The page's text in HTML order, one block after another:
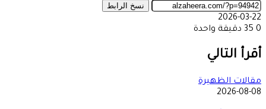
نسخ الرابط
2026-03-22
0
دقيقة واحدة
عبر
البريد
أقرأ التالي
مقالات الظهيرة
2026-08-08